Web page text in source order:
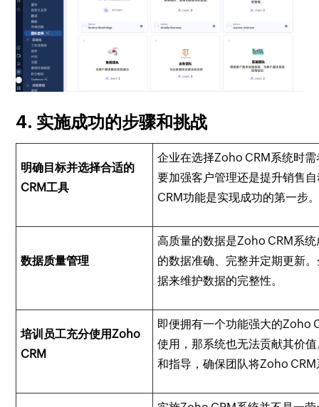
4. 实施成功的步骤和挑战
明确目标并选择合适的
CRM工具
企业在选择Zoho CRM系统时
要加强客户管理还是提升销售
CRM功能是实现成功的第一步
数据质量管理
高质量的数据是Zoho CRM系
的数据准确、完整并定期更新
据来维护数据的完整性。
培训员工充分使用Zoho
CRM
即便拥有一个功能强大的Zoho
使用，那系统也无法贡献其价
和指导，确保团队将Zoho